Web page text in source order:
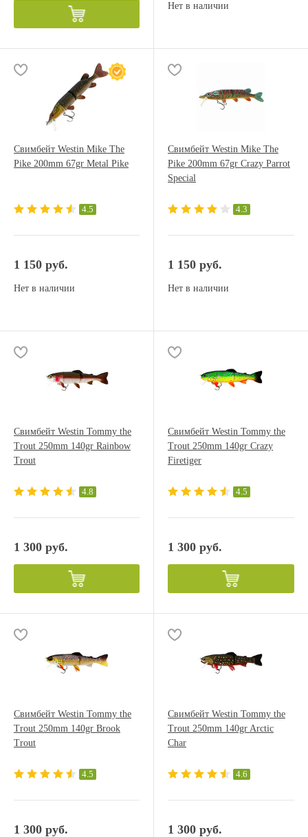
Нет в наличии
Свимбейт Westin Mike The
Pike 200mm 67gr Metal Pike
4.5
1 150 руб.
Нет в наличии
Свимбейт Westin Mike The
Pike 200mm 67gr Crazy Parrot
Special
4.3
1 150 руб.
Нет в наличии
Свимбейт Westin Tommy the
Trout 250mm 140gr Rainbow
Trout
4.8
1 300 руб.
Свимбейт Westin Tommy the
Trout 250mm 140gr Crazy
Firetiger
4.5
1 300 руб.
Свимбейт Westin Tommy the
Trout 250mm 140gr Brook
Trout
4.5
1 300 руб.
Свимбейт Westin Tommy the
Trout 250mm 140gr Arctic
Char
4.6
1 300 руб.